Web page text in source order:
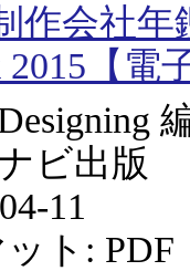
作会社年
2015【電
ビ出版
11
ト: PDF